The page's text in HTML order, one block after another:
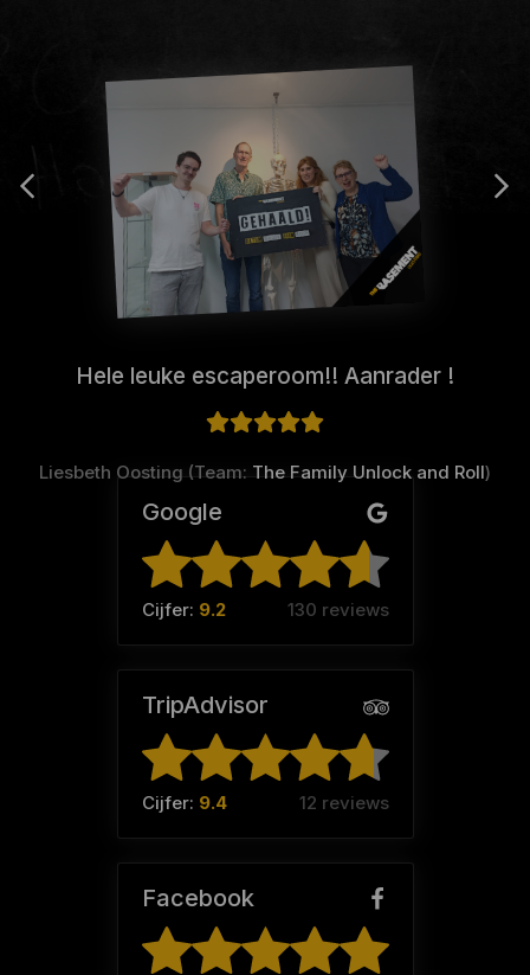
Hele leuke escaperoom!! Aanrader !
Liesbeth Oosting (Team: The Family Unlock and Roll)
Google
Cijfer: 9.2 130 reviews
TripAdvisor
Cijfer: 9.4 12 reviews
Facebook